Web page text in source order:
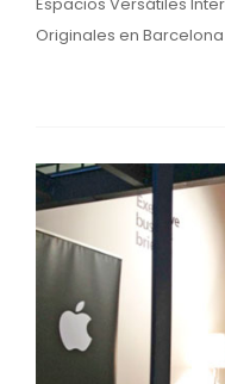
Originales en Barcelona